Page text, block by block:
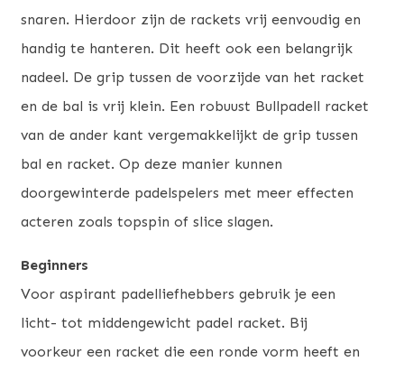
snaren. Hierdoor zijn de rackets vrij eenvoudig en
handig te hanteren. Dit heeft ook een belangrijk
nadeel. De grip tussen de voorzijde van het racket
en de bal is vrij klein. Een robuust Bullpadell racket
van de ander kant vergemakkelijkt de grip tussen
bal en racket. Op deze manier kunnen
doorgewinterde padelspelers met meer effecten
acteren zoals topspin of slice slagen.
Beginners
Voor aspirant padelliefhebbers gebruik je een
licht- tot middengewicht padel racket. Bij
voorkeur een racket die een ronde vorm heeft en